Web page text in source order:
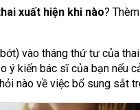
xuất hiện khi nào?
vào tháng thứ tư của
ý kiến bác sĩ của bạn nếu
nào về việc bổ sung sắt